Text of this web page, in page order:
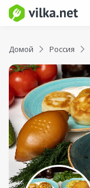
Домой Россия